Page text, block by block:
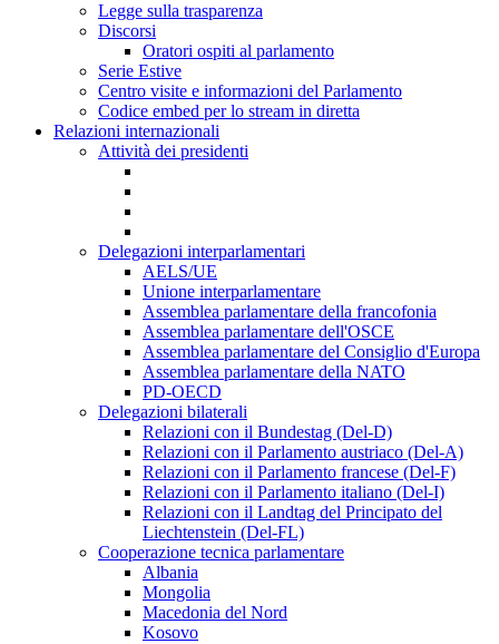
Legge sulla trasparenza
Discorsi
Oratori ospiti al parlamento
Serie Estive
Centro visite e informazioni del Parlamento
Codice embed per lo stream in diretta
Relazioni internazionali
Attività dei presidenti
Delegazioni interparlamentari
AELS/UE
Unione interparlamentare
Assemblea parlamentare della francofonia
Assemblea parlamentare dell'OSCE
Assemblea parlamentare del Consiglio d'Europa
Assemblea parlamentare della NATO
PD-OECD
Delegazioni bilaterali
Relazioni con il Bundestag (Del-D)
Relazioni con il Parlamento austriaco (Del-A)
Relazioni con il Parlamento francese (Del-F)
Relazioni con il Parlamento italiano (Del-I)
Relazioni con il Landtag del Principato del
Liechtenstein (Del-FL)
Cooperazione tecnica parlamentare
Albania
Mongolia
Macedonia del Nord
Kosovo